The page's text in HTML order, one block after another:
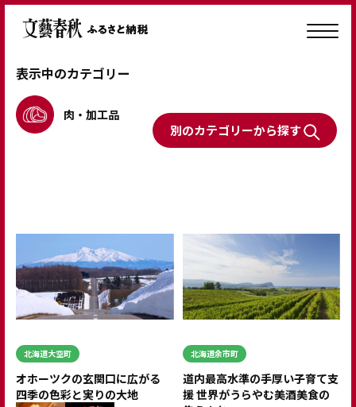
表示中のカテゴリー
肉・加工品
別のカテゴリーから探す
北海道大空町
オホーツクの玄関口に広がる
四季の色彩と実りの大地
北海道余市町
道内最高水準の手厚い子育て支
援 世界がうらやむ美酒美食の